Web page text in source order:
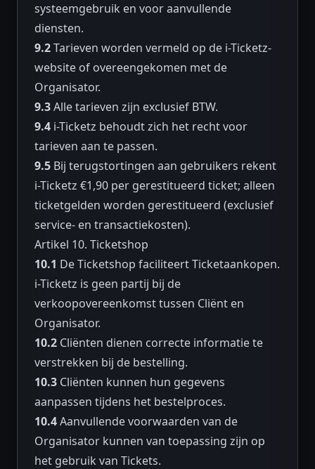
systeemgebruik en voor aanvullende
diensten.
9.2Tarieven worden vermeld op de i-Ticketz-
website of overeengekomen met de
Organisator.
9.3Alle tarieven zijn exclusief BTW.
9.4 i-Ticketz behoudt zich het recht voor
tarieven aan te passen.
9.5 Bij terugstortingen aan gebruikers rekent
i-Ticketz €1,90 per gerestitueerd ticket; alleen
ticketgelden worden gerestitueerd (exclusief
service- en transactiekosten).
Artikel 10. Ticketshop
10.1 De Ticketshop faciliteert Ticketaankopen.
i-Ticketz is geen partij bij de
verkoopovereenkomst tussen Cliënt en
Organisator.
10.2 Cliënten dienen correcte informatie te
verstrekken bij de bestelling.
10.3 Cliënten kunnen hun gegevens
aanpassen tijdens het bestelproces.
10.4Aanvullende voorwaarden van de
Organisator kunnen van toepassing zijn op
het gebruik van Tickets.